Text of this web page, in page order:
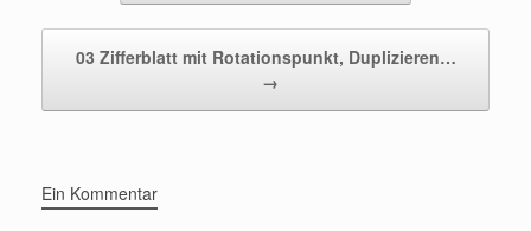
03 Zifferblatt mit Rotationspunkt, Duplizieren…
→
Ein Kommentar